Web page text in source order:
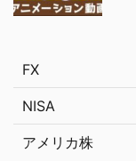
FX
NISA
アメリカ株